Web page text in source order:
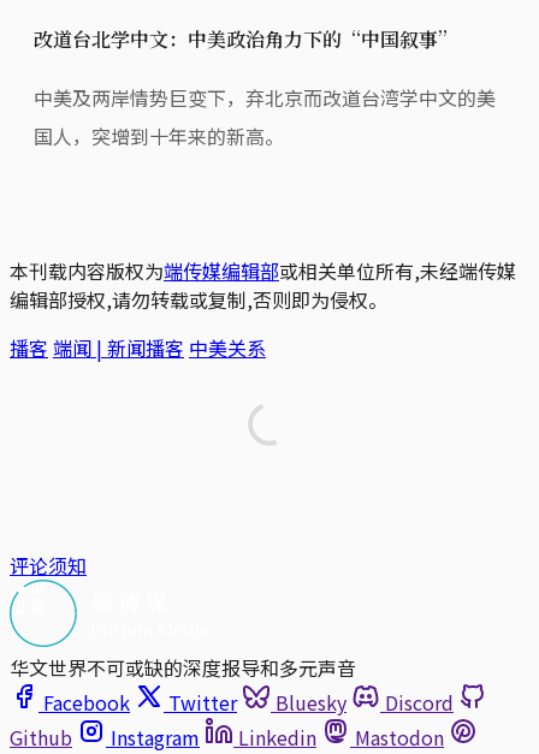
改道台北学中文：中美政治角力下的“中国叙事”
中美及两岸情势巨变下，弃北京而改道台湾学中文的美
国人，突增到十年来的新高。
本刊载内容版权为端传媒编辑部或相关单位所有,未经端传媒
编辑部授权,请勿转载或复制,否则即为侵权。
播客 端闻 | 新闻播客 中美关系
评论须知
华文世界不可或缺的深度报导和多元声音
Facebook
Twitter Bluesky
Discord
Github
Instagram Linkedin
Mastodon